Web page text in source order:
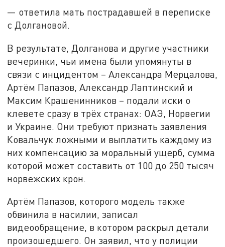
— ответила мать пострадавшей в переписке
с Долгановой.
В результате, Долганова и другие участники
вечеринки, чьи имена были упомянуты в
связи с инцидентом – Александра Мерцалова,
Артём Папазов, Александр Лаптинский и
Максим Крашенинников – подали иски о
клевете сразу в трёх странах: ОАЭ, Норвегии
и Украине. Они требуют признать заявления
Ковальчук ложными и выплатить каждому из
них компенсацию за моральный ущерб, сумма
которой может составить от 100 до 250 тысяч
норвежских крон.
Артём Папазов, которого модель также
обвинила в насилии, записал
видеообращение, в котором раскрыл детали
произошедшего. Он заявил, что у полиции